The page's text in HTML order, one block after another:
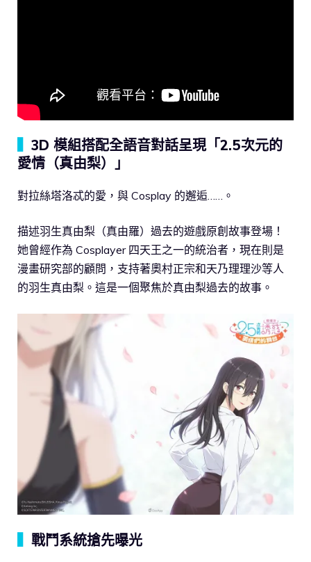
3D 模組搭配全語音對話呈現「2.5次元的
愛情（真由梨）」
對拉絲塔洛忒的愛，與 Cosplay 的邂逅……。
描述羽生真由梨（真由羅）過去的遊戲原創故事登場！
她曾經作為 Cosplayer 四天王之一的統治者，現在則是
漫畫研究部的顧問，支持著奧村正宗和天乃理理沙等人
的羽生真由梨。這是一個聚焦於真由梨過去的故事。
戰鬥系統搶先曝光